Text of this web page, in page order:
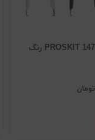
آی سی کش پروسکیت مدل 1471 PROSKIT رنگ
تومان